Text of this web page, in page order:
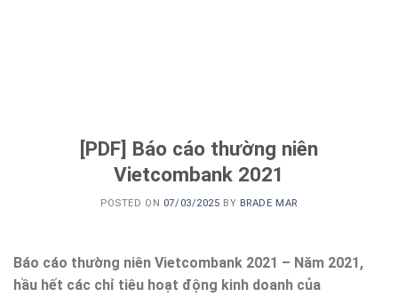
[PDF] Báo cáo thường niên
Vietcombank 2021
POSTED ON 07/03/2025 BY BRADE MAR
Báo cáo thường niên Vietcombank 2021 – Năm 2021,
hầu hết các chỉ tiêu hoạt động kinh doanh của